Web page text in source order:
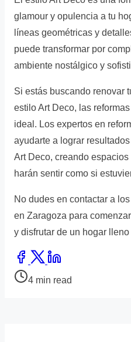
glamour y opulencia a tu
líneas geométricas y
puede transformar por
ambiente nostálgico y
Si estás buscando renovar
estilo Art Deco, las
ideal. Los expertos en
ayudarte a lograr
Art Deco, creando
harán sentir como si
No dudes en contactar a
en Zaragoza para
y disfrutar de un hogar
Share
this
Post4 min read